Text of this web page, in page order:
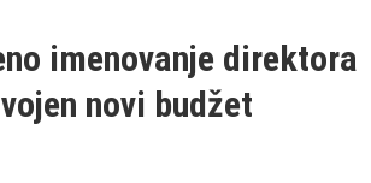
imenovanje direktora
novi budžet